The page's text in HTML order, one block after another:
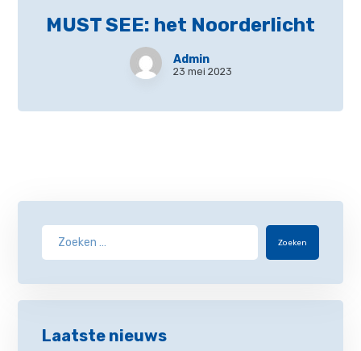
MUST SEE: het Noorderlicht
Admin
23 mei 2023
Zoeken
Laatste nieuws